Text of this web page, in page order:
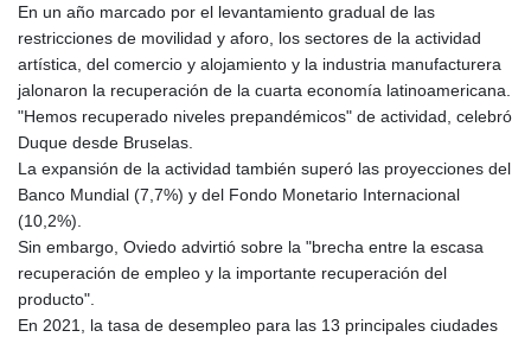
GMD 73.496482
GNF
8770.290382
GTQ 7.616295
GYD 208.881351
HNL 26.762769
HRK 6.523803
HUF 313.870984
IDR 17907
IMP 0.742819
En un año marcado por el levantamiento gradual de las
restricciones de movilidad y aforo, los sectores de la actividad
artística, del comercio y alojamiento y la industria manufacturera
jalonaron la recuperación de la cuarta economía latinoamericana.
"Hemos recuperado niveles prepandémicos" de actividad, celebró
Duque desde Bruselas.
La expansión de la actividad también superó las proyecciones del
Banco Mundial (7,7%) y del Fondo Monetario Internacional
(10,2%).
Sin embargo, Oviedo advirtió sobre la "brecha entre la escasa
recuperación de empleo y la importante recuperación del
producto".
En 2021, la tasa de desempleo para las 13 principales ciudades